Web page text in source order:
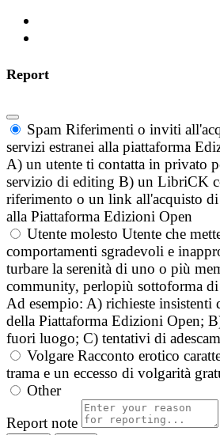
Report
Spam Riferimenti o inviti
servizi estranei alla piattaforma
A) un utente ti contatta in privato
servizio di editing B) un LibriCK
riferimento o un link all'acquisto di
alla Piattaforma Edizioni Open
Utente molesto Utente che
comportamenti sgradevoli e
turbare la serenità di uno o più
community, perlopiù sottoforma
Ad esempio: A) richieste
della Piattaforma Edizioni Open;
fuori luogo; C) tentativi di
Volgare Racconto erotico
trama e un eccesso di volgarità
Other
Report note